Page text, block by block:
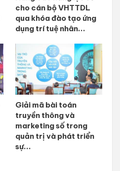
cho cán bộ VHTTDL
qua khóa đào tạo ứng
dụng trí tuệ nhân...
Giải mã bài toán
truyền thông và
marketing số trong
quản trị và phát triển
sự...